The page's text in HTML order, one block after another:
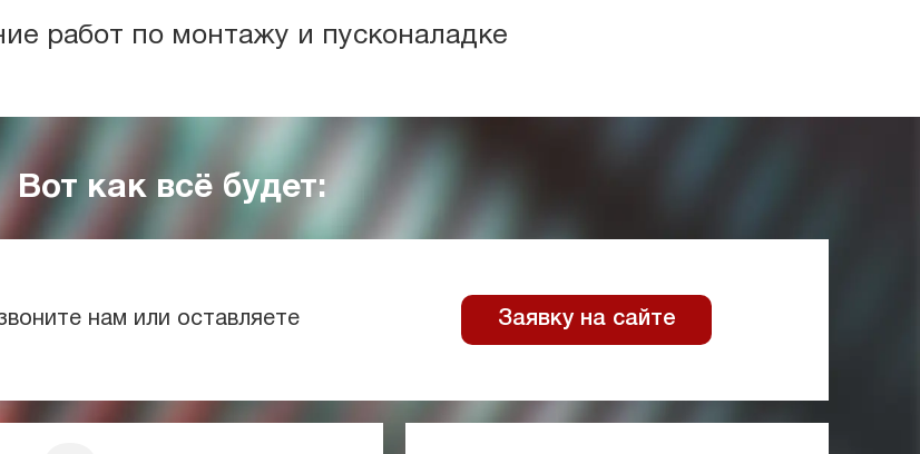
работ по монтажу и пусконаладке
Вот как всё будет:
нам или оставляете Заявку на сайте